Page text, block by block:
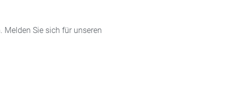
Sie sich für unseren